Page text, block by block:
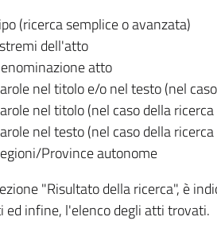
(ricerca semplice o avanzata)
dell'atto
atto
nel titolo e/o nel testo (nel
nel titolo (nel caso della
nel testo (nel caso della
Province autonome
"Risultato della ricerca", è
ed infine, l'elenco degli atti trovati.